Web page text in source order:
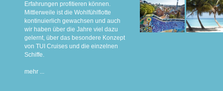
Erfahrungen profitieren können.
Mittlerweile ist die Wohlfühlflotte
kontinuierlich gewachsen und auch
wir haben über die Jahre viel dazu
gelernt, über das besondere Konzept
von TUI Cruises und die einzelnen
Schiffe.
mehr ...